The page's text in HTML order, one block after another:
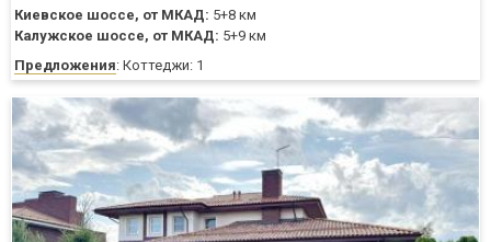
Киевское шоссе, от МКАД: 5+8 км
Калужское шоссе, от МКАД: 5+9 км
Предложения: Коттеджи: 1